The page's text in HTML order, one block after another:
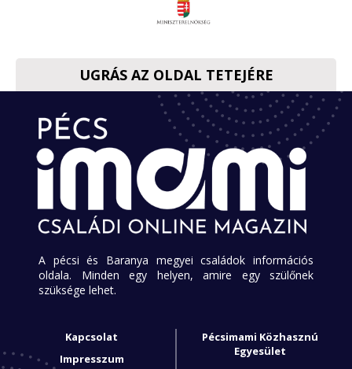
UGRÁS AZ OLDAL TETEJÉRE
A pécsi és Baranya megyei családok információs
oldala. Minden egy helyen, amire egy szülőnek
szüksége lehet.
Kapcsolat
Impresszum
Pécsimami Közhasznú
Egyesület